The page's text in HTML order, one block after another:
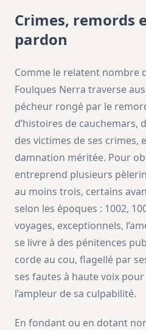
Crimes, remords
pardon
Comme le relatent nombre
Foulques Nerra traverse
pécheur rongé par le
d’histoires de cauchemars,
des victimes de ses crimes,
damnation méritée. Pour
entreprend plusieurs
au moins trois, certains
selon les époques : 1002,
voyages, exceptionnels,
se livre à des pénitences
corde au cou, flagellé par
ses fautes à haute voix
l’ampleur de sa culpabilité.
En fondant ou en dotant